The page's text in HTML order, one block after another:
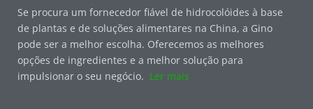
Se procura um fornecedor fiável de hidrocolóides à base
de plantas e de soluções alimentares na China, a Gino
pode ser a melhor escolha. Oferecemos as melhores
opções de ingredientes e a melhor solução para
impulsionar o seu negócio. Ler mais